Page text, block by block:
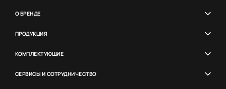
О БРЕНДЕ
ПРОДУКЦИЯ
КОМПЛЕКТУЮЩИЕ
СЕРВИСЫ И СОТРУДНИЧЕСТВО